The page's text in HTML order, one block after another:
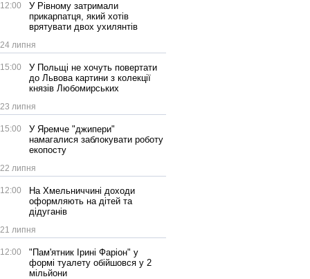
12:00
У Рівному затримали
прикарпатця, який хотів
врятувати двох ухилянтів
24 липня
15:00
У Польщі не хочуть повертати
до Львова картини з колекції
князів Любомирських
23 липня
15:00
У Яремче "джипери"
намагалися заблокувати роботу
екопосту
22 липня
12:00
На Хмельниччині доходи
оформляють на дітей та
дідуганів
21 липня
12:00
"Пам'ятник Ірині Фаріон" у
формі туалету обійшовся у 2
мільйони